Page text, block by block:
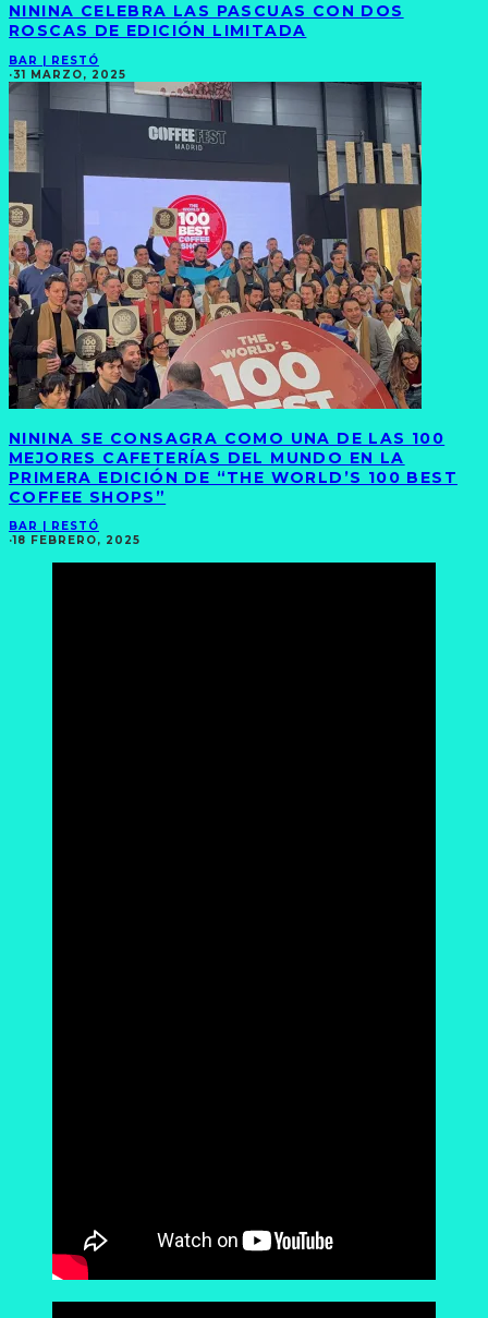
NININA CELEBRA LAS PASCUAS CON DOS
ROSCAS DE EDICIÓN LIMITADA
BAR | RESTÓ
·31 MARZO, 2025
NININA SE CONSAGRA COMO UNA DE LAS 100
MEJORES CAFETERÍAS DEL MUNDO EN LA
PRIMERA EDICIÓN DE “THE WORLD’S 100 BEST
COFFEE SHOPS”
BAR | RESTÓ
·18 FEBRERO, 2025